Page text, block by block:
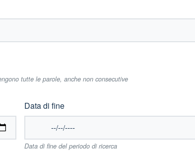
tutte le parole, anche non consecutive
Data di fine
Data di fine del periodo di ricerca